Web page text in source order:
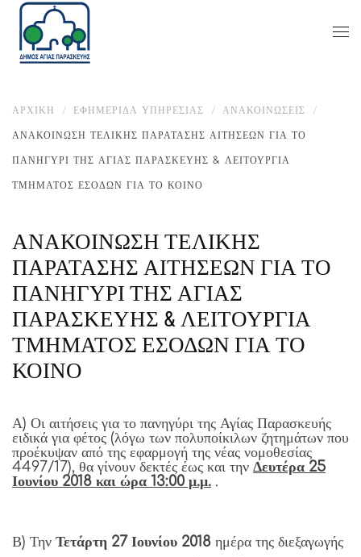
ΑΡΧΙΚΉ ΕΦΗΜΕΡΙΔΑ ΥΠΗΡΕΣΙΑΣ ΑΝΑΚΟΙΝΏΣΕΙΣ
ΑΝΑΚΟΙΝΩΣΗ ΤΕΛΙΚΗΣ ΠΑΡΑΤΑΣΗΣ ΑΙΤΗΣΕΩΝ ΓΙΑ ΤΟ
ΠΑΝΗΓΥΡΙ ΤΗΣ ΑΓΙΑΣ ΠΑΡΑΣΚΕΥΗΣ & ΛΕΙΤΟΥΡΓΙΑ
ΤΜΗΜΑΤΟΣ ΕΣΟΔΩΝ ΓΙΑ ΤΟ ΚΟΙΝΟ
ΑΝΑΚΟΙΝΩΣΗ ΤΕΛΙΚΗΣ
ΠΑΡΑΤΑΣΗΣ ΑΙΤΗΣΕΩΝ ΓΙΑ ΤΟ
ΠΑΝΗΓΥΡΙ ΤΗΣ ΑΓΙΑΣ
ΠΑΡΑΣΚΕΥΗΣ & ΛΕΙΤΟΥΡΓΙΑ
ΤΜΗΜΑΤΟΣ ΕΣΟΔΩΝ ΓΙΑ ΤΟ
ΚΟΙΝΟ
Α) Οι αιτήσεις για το πανηγύρι της Αγίας Παρασκευής
ειδικά για φέτος (λόγω των πολυποίκιλων ζητημάτων που
προέκυψαν από της εφαρμογή της νέας νομοθεσίας
4497/17), θα γίνουν δεκτές έως και την Δευτέρα 25
Ιουνίου 2018 και ώρα 13:00 μ.μ. .
Β) Την Τετάρτη 27 Ιουνίου 2018 ημέρα της διεξαγωγής